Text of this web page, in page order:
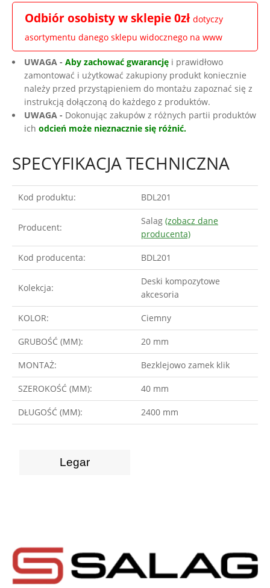
Odbiór osobisty w sklepie 0zł dotyczy
asortymentu danego sklepu widocznego na www
UWAGA - Aby zachować gwarancję i prawidłowo
zamontować i użytkować zakupiony produkt koniecznie
należy przed przystąpieniem do montażu zapoznać się z
instrukcją dołączoną do każdego z produktów.
UWAGA - Dokonując zakupów z różnych partii produktów
ich odcień może nieznacznie się różnić.
SPECYFIKACJA TECHNICZNA
Kod produktu: BDL201
Producent:
Salag (zobacz dane
producenta)
Kod producenta: BDL201
Kolekcja:
Deski kompozytowe
akcesoria
KOLOR: Ciemny
GRUBOŚĆ (MM): 20 mm
MONTAŻ: Bezklejowo zamek klik
SZEROKOŚĆ (MM): 40 mm
DŁUGOŚĆ (MM): 2400 mm
Legar